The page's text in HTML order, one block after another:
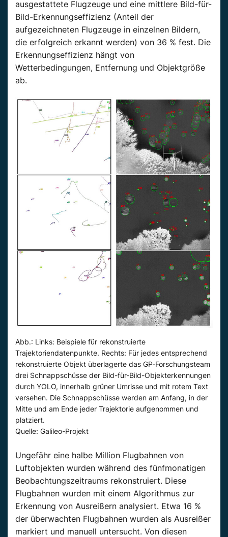
ausgestattete Flugzeuge und eine mittlere Bild-für-
Bild-Erkennungseffizienz (Anteil der
aufgezeichneten Flugzeuge in einzelnen Bildern,
die erfolgreich erkannt werden) von 36 % fest. Die
Erkennungseffizienz hängt von
Wetterbedingungen, Entfernung und Objektgröße
ab.
Abb.: Links: Beispiele für rekonstruierte
Trajektoriendatenpunkte. Rechts: Für jedes entsprechend
rekonstruierte Objekt überlagerte das GP-Forschungsteam
drei Schnappschüsse der Bild-für-Bild-Objekterkennungen
durch YOLO, innerhalb grüner Umrisse und mit rotem Text
versehen. Die Schnappschüsse werden am Anfang, in der
Mitte und am Ende jeder Trajektorie aufgenommen und
platziert.
Quelle: Galileo-Projekt
Ungefähr eine halbe Million Flugbahnen von
Luftobjekten wurden während des fünfmonatigen
Beobachtungszeitraums rekonstruiert. Diese
Flugbahnen wurden mit einem Algorithmus zur
Erkennung von Ausreißern analysiert. Etwa 16 %
der überwachten Flugbahnen wurden als Ausreißer
markiert und manuell untersucht. Von diesen